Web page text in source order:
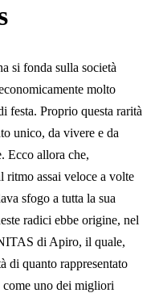
si fonda sulla società
molto
festa. Proprio questa rarità
unico, da vivere e da
Ecco allora che,
ritmo assai veloce a volte
sfogo a tutta la sua
radici ebbe origine, nel
di Apiro, il quale,
di quanto rappresentato
uno dei migliori